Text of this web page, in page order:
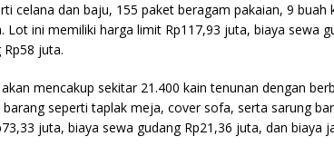
celana dan baju, 155 paket beragam pakaian, 9 buah
Lot ini memiliki harga limit Rp117,93 juta, biaya sewa
juta.
mencakup sekitar 21.400 kain tenunan dengan
seperti taplak meja, cover sofa, serta sarung
juta, biaya sewa gudang Rp21,36 juta, dan biaya